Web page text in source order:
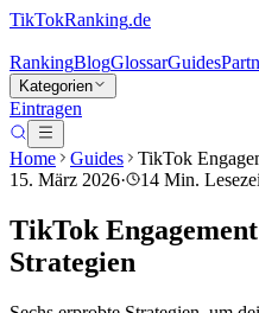
TikTokRanking.de
RankingBlogGlossarGuides
Kategorien
Eintragen
Home Guides
TikTok
15. März 2026· 14 Min.
TikTok
Strategien